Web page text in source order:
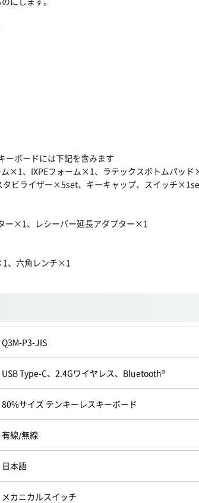
ーボードには下記を含みます
、IXPEフォーム×1、ラテックスボトムパッ
ビライザー×5set、キーキャップ、スイッチ
ー×1、レシーバー延長アダプター×1
、六角レンチ×1
Q3M-P3-JIS
USB Type-C、2.4Gワイヤレス、Bluetooth®
80%サイズ テンキーレスキーボード
有線/無線
日本語
メカニカルスイッチ